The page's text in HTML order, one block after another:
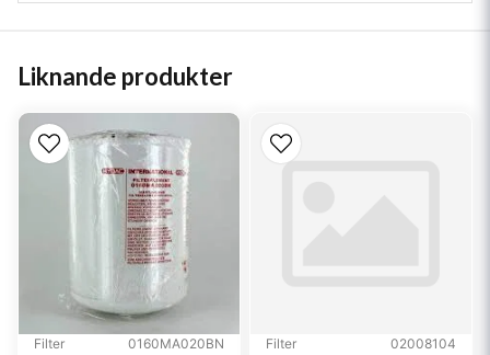
Liknande produkter
Filter 0160MA020BN Filter 02008104